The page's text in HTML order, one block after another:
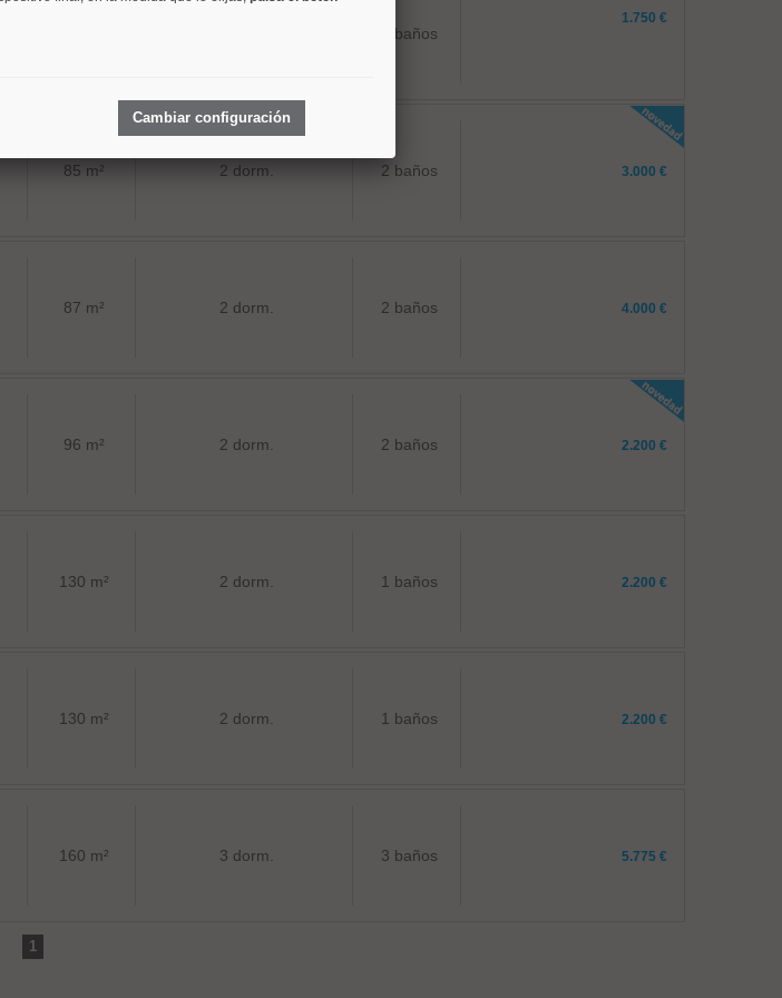
1 baños
1.750 €
85 m² 2 dorm. 2 baños 3.000 €
87 m² 2 dorm. 2 baños 4.000 €
96 m² 2 dorm. 2 baños 2.200 €
130 m² 2 dorm. 1 baños 2.200 €
130 m² 2 dorm. 1 baños 2.200 €
160 m² 3 dorm. 3 baños 5.775 €
1
Cambiar configuración